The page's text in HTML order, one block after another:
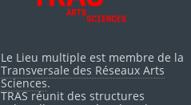
Le Lieu multiple est membre de la
Transversale des Réseaux Arts
Sciences.
TRAS réunit des structures